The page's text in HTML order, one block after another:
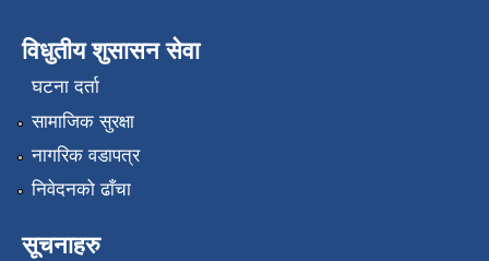
विधुतीय शुसासन सेवा
घटना दर्ता
सामाजिक सुरक्षा
नागरिक वडापत्र
निवेदनको ढाँचा
सूचनाहरु